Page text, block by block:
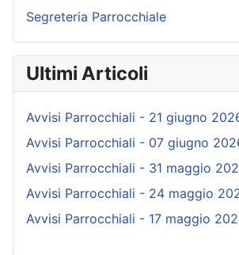
Segreteria Parrocchiale
Ultimi Articoli
Avvisi Parrocchiali - 21 giugno
Avvisi Parrocchiali - 07 giugno
Avvisi Parrocchiali - 31 maggio
Avvisi Parrocchiali - 24 maggio
Avvisi Parrocchiali - 17 maggio